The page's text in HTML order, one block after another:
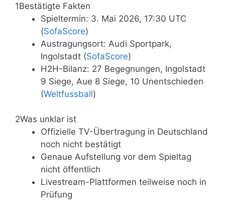
1Bestätigte Fakten
Spieltermin: 3. Mai 2026, 17:30 UTC
(SofaScore)
Austragungsort: Audi Sportpark,
Ingolstadt (SofaScore)
H2H-Bilanz: 27 Begegnungen, Ingolstadt
9 Siege, Aue 8 Siege, 10 Unentschieden
(Weltfussball)
2Was unklar ist
Offizielle TV-Übertragung in Deutschland
noch nicht bestätigt
Genaue Aufstellung vor dem Spieltag
nicht öffentlich
Livestream-Plattformen teilweise noch in
Prüfung